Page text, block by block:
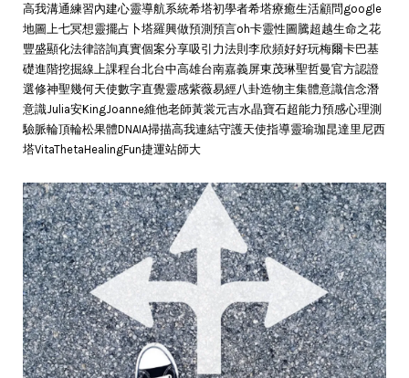
高我溝通練習內建心靈導航系統希塔初學者希塔療癒生活顧問google
地圖上七冥想靈擺占卜塔羅興做預測預言oh卡靈性圖騰超越生命之花
豐盛顯化法律諮詢真實個案分享吸引力法則李欣頻好好玩梅爾卡巴基
礎進階挖掘線上課程台北台中高雄台南嘉義屏東茂琳聖哲曼官方認證
選修神聖幾何天使數字直覺靈感紫薇易經八卦造物主集體意識信念潛
意識Julia安KingJoanne維他老師黃裳元吉水晶寶石超能力預感心理測
驗脈輪頂輪松果體DNAIA掃描高我連結守護天使指導靈瑜珈昆達里尼西
塔VitaThetaHealingFun捷運站師大